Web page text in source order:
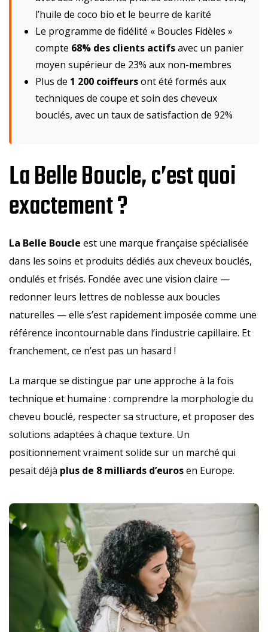
l’huile de coco bio et le beurre de karité
Le programme de fidélité « Boucles Fidèles »
compte 68% des clients actifsavec un panier
moyen supérieur de 23% aux non-membres
Plus de 1 200 coiffeursont été formés aux
techniques de coupe et soin des cheveux
bouclés, avec un taux de satisfaction de 92%
La Belle Boucle, c’est quoi
exactement ?
La Belle Boucle est une marque française spécialisée
dans les soins et produits dédiés aux cheveux bouclés,
ondulés et frisés. Fondée avec une vision claire —
redonner leurs lettres de noblesse aux boucles
naturelles — elle s’est rapidement imposée comme une
référence incontournable dans l’industrie capillaire. Et
franchement, ce n’est pas un hasard !
La marque se distingue par une approche à la fois
technique et humaine : comprendre la morphologie du
cheveu bouclé, respecter sa structure, et proposer des
solutions adaptées à chaque texture. Un
positionnement vraiment solide sur un marché qui
pesait déjà plus de 8 milliards d’eurosen Europe.